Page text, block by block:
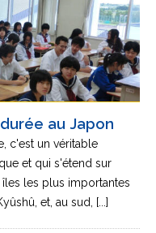
au Japon
c'est un véritable
et qui s'étend sur
les plus importantes
et, au sud, [...]